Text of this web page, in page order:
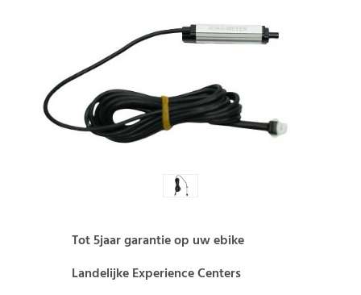
Tot 5jaar garantie op uw ebike
Landelijke Experience Centers